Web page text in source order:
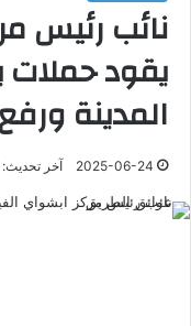
نائب رئيس
يقود حملات
المدينة
2025-06-24 آخر تحديث: 2025-06-24